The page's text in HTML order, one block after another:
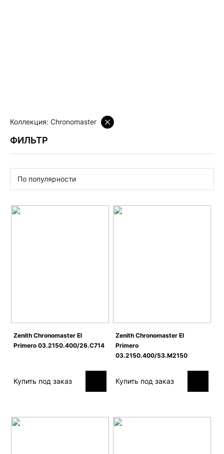
Коллекция: Chronomaster
По популярности
ФИЛЬТР
Zenith Сhronomaster El
Primero 03.2150.400/26.C714
Купить под заказ
Zenith Сhronomaster El
Primero
03.2150.400/53.M2150
Купить под заказ